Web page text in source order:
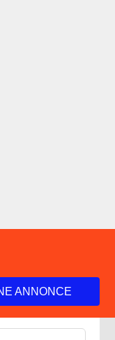
ANNONCE